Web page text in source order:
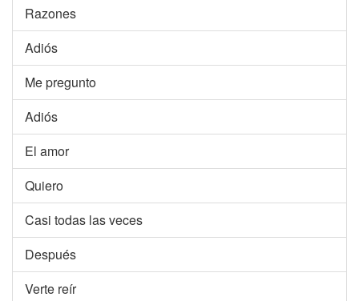
Razones
Adiós
Me pregunto
Adiós
El amor
Quiero
Casi todas las veces
Después
Verte reír